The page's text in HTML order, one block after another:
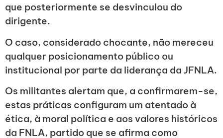
que posteriormente se desvinculou do
dirigente.
O caso, considerado chocante, não mereceu
qualquer posicionamento público ou
institucional por parte da liderança da JFNLA.
Os militantes alertam que, a confirmarem-se,
estas práticas configuram um atentado à
ética, à moral política e aos valores históricos
da FNLA, partido que se afirma como